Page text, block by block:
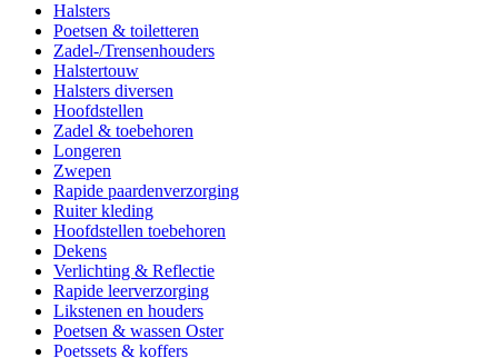
Halsters
Poetsen & toiletteren
Zadel-/Trensenhouders
Halstertouw
Halsters diversen
Hoofdstellen
Zadel & toebehoren
Longeren
Zwepen
Rapide paardenverzorging
Ruiter kleding
Hoofdstellen toebehoren
Dekens
Verlichting & Reflectie
Rapide leerverzorging
Likstenen en houders
Poetsen & wassen Oster
Poetssets & koffers